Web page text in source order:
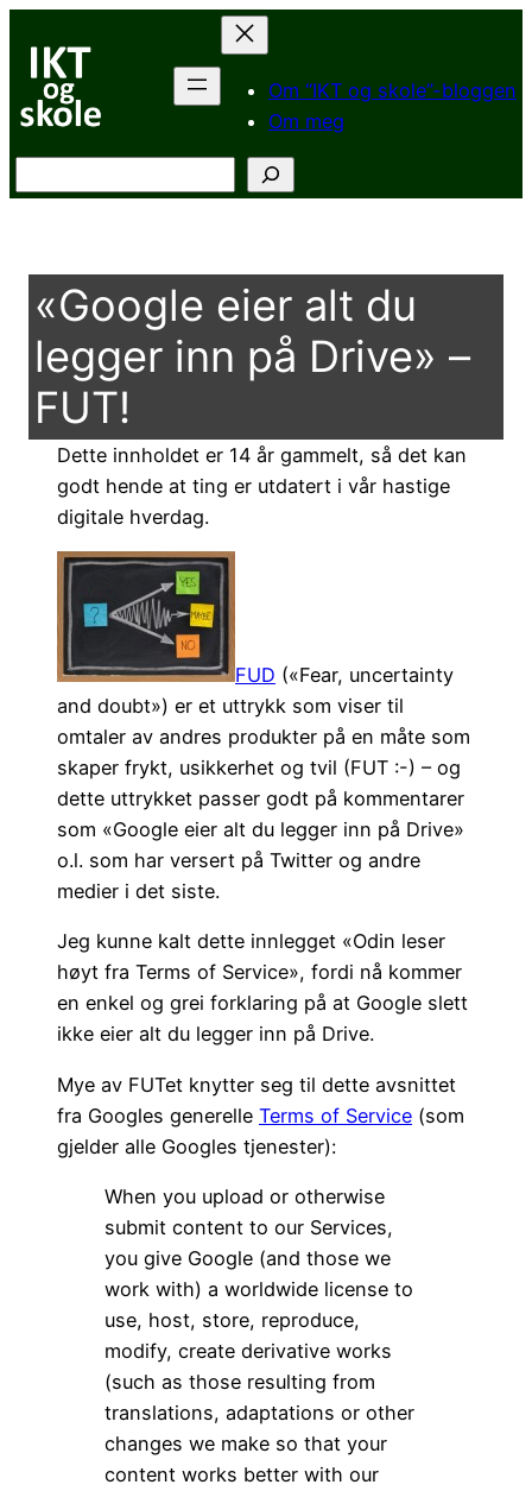
innhold
Om “IKT og skole”-bloggen
Om meg
«Google eier alt du
legger inn på Drive» –
FUT!
Dette innholdet er 14 år gammelt, så det kan
godt hende at ting er utdatert i vår hastige
digitale hverdag.
FUD («Fear, uncertainty
and doubt») er et uttrykk som viser til
omtaler av andres produkter på en måte som
skaper frykt, usikkerhet og tvil (FUT :-) – og
dette uttrykket passer godt på kommentarer
som «Google eier alt du legger inn på Drive»
o.l. som har versert på Twitter og andre
medier i det siste.
Jeg kunne kalt dette innlegget «Odin leser
høyt fra Terms of Service», fordi nå kommer
en enkel og grei forklaring på at Google slett
ikke eier alt du legger inn på Drive.
Mye av FUTet knytter seg til dette avsnittet
fra Googles generelle Terms of Service (som
gjelder alle Googles tjenester):
When you upload or otherwise
submit content to our Services,
you give Google (and those we
work with) a worldwide license to
use, host, store, reproduce,
modify, create derivative works
(such as those resulting from
translations, adaptations or other
changes we make so that your
content works better with our